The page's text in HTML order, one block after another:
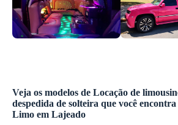
Veja os modelos de Locação de
despedida de solteira que você
Limo em Lajeado